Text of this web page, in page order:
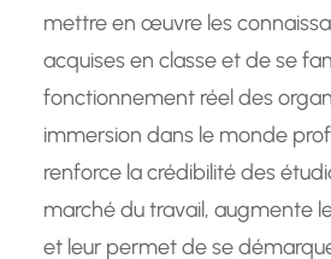
mettre en œuvre les
acquises en classe et de se
fonctionnement réel des
immersion dans le monde
renforce la crédibilité des
marché du travail, augmente
et leur permet de se